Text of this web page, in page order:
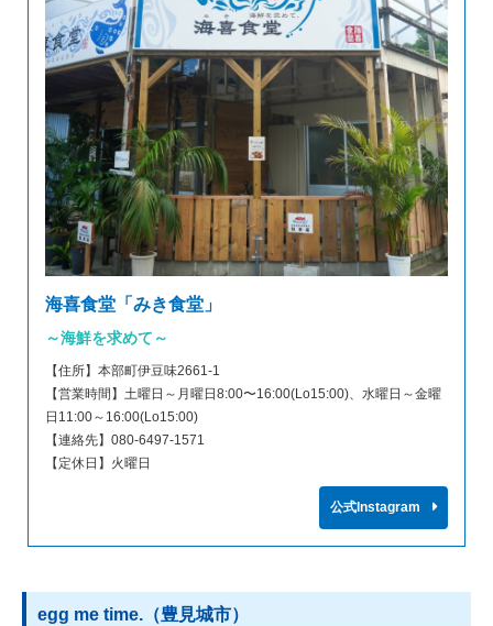
海喜食堂「みき食堂」
～海鮮を求めて～
【住所】本部町伊豆味2661-1
【営業時間】土曜日～月曜日8:00〜16:00(Lo15:00)、水曜日～金曜
日11:00～16:00(Lo15:00)
【連絡先】080-6497-1571
【定休日】火曜日
公式Instagram
egg me time.（豊見城市）